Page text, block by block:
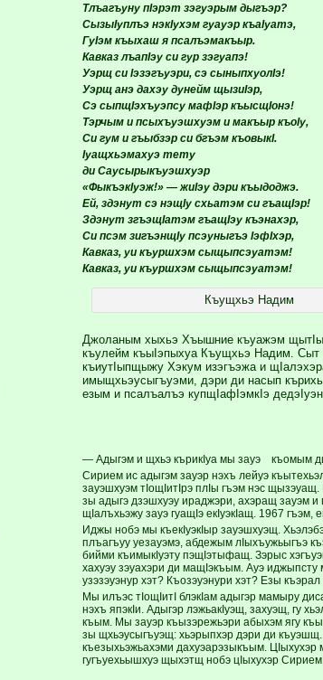
Тлъагъуну пIэрэт зэгуэрым дыгъэр?
СызыIуплъэ нэкIухэм гуауэр къаIуатэ,
ГуIэм къыхаш я псалъэмакъыр.
Кавказ лъапIэу си гур зэгуапэ!
Уэрщ си Iэзэгъуэри, сэ сыныпхуолIэ!
Уэрщ анэ дахэу дунейм щызиIэр,
Сэ сыпщIэхъуэпсу мафIэр къысщIонэ!
Тэрчым и псыхъуэшхуэм и макъыр къоIу,
Си гум и гъыбзэр си бгъэм къовыкI.
Iуащхьэмахуэ тету
ди Саусырыкъуэшхуэр
«ФыкъэкIуэж!» — жиIэу дэри къыдоджэ.
Ей, здэнут сэ нэщIу схьатэм си гъащIэр!
Здэнут згъэщIатэм гъащIэу къэнахэр,
Си псэм зигъэнщIу псэуныгъэ IэфIхэр,
Кавказ, уи къуршхэм сыщыпсэуатэм!
Кавказ, уи къуршхэм сыщыпсэуатэм!
Къущхьэ Надим
Джоланым хыхьэ Хъышние къуажэм
къулейм къыIэпыхуа Къущхьэ Надим.
къиутIыпщыжу Хэкум изэгъэжа и
имыщхьэусыгъуэми, дэри ди насып
езым и псалъалъэ купщIафIэмкIэ
— Адыгэм и щхьэ кърикIуа мы зауэ къомым
Сирием ис адыгэм зауэр нэхъ лейуэ
зауэшхуэм тIощIитIрэ плIы гъэм нэс
зы адыгэ дзэшхуэу ираджэри, ахэращ зауэм
щIалъхьэжу зауэ гуащIэ екIуэкIащ. 1967 гъэм,
Иджы нобэ мы къекIуэкIыр зауэш­хуэщ.
плъагъуу уе­зауэмэ, абдежым лIыхъужьыгъэ
бийми къимыкIуэту пэщIэты­фащ. Зэрыс
хахуэу зэуа­хэри ди мащIэкъым. Ауэ
узэзэуэнур хэт? Къозэуэнури хэт? Езы
Мы илъэс тIощIитI блэкIам адыгэр мамыру
нэхъ япэкIи. Адыгэр лэжьакIуэщ, захуэщ, гу
къым. Мы зауэр къызэрежьэри абыхэм ягу
зы щхьэусыгъуэщ: хьэрыпхэр дэри ди
къезыхьэжьахэми дахуэарэзыкъым. ЦIыхухэр
гугъуехьышхуэ щыхэтщ нобэ цIыхухэр